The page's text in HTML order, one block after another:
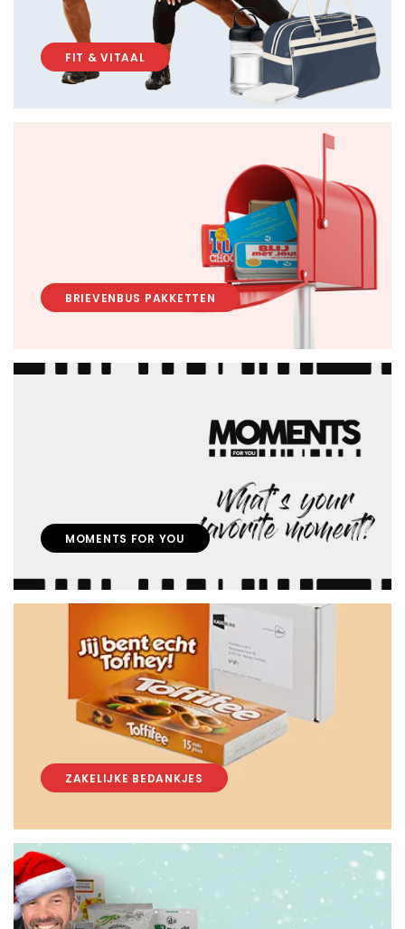
FIT & VITAAL
BRIEVENBUS PAKKETTEN
MOMENTS FOR YOU
ZAKELIJKE BEDANKJES